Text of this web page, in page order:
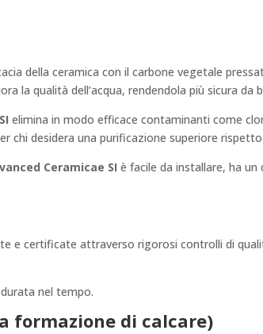
della ceramica con il carbone vegetale
qualità dell’acqua, rendendola più sicura da
elimina in modo efficace contaminanti come
chi desidera una purificazione superiore
Ceramicae SI è facile da installare, ha
certificate attraverso rigorosi controlli di
nel tempo.
formazione di calcare)